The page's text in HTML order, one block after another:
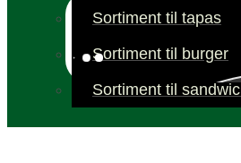
Sortiment til tapas
Sortiment til burger
Sortiment til